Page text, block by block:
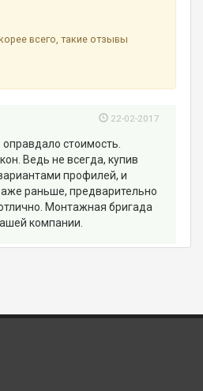
всего, такие отзывы
22-02-2017
стоимость.
Ведь не всегда, купив
профилей, и
раньше, предварительно
Монтажная бригада
компании.